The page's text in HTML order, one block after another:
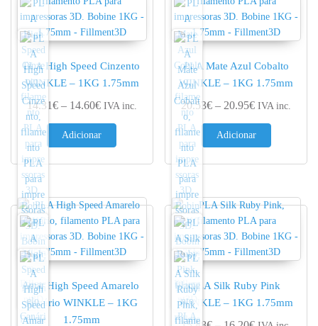
PLA High Speed Cinzento
WINKLE – 1KG 1.75mm
14.31€ – 14.60€Price range: 14.31€ through 14.60€
IVA inc.
Adicionar
PLA Mate Azul Cobalto
WINKLE – 1KG 1.75mm
20.53€ – 20.95€Price range:
IVA inc.
Adicionar
PLA High Speed Amarelo
Canário WINKLE – 1KG
1.75mm
PLA Silk Ruby Pink
WINKLE – 1KG 1.75mm